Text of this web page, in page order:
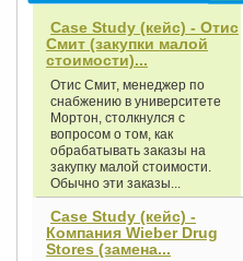
Case Study (кейс) - Отис
Смит (закупки малой
стоимости)...
Отис Смит, менеджер по
снабжению в университете
Мортон, столкнулся с
вопросом о том, как
обрабатывать заказы на
закупку малой стоимости.
Обычно эти заказы...
Case Study (кейс) -
Компания Wieber Drug
Stores (замена...